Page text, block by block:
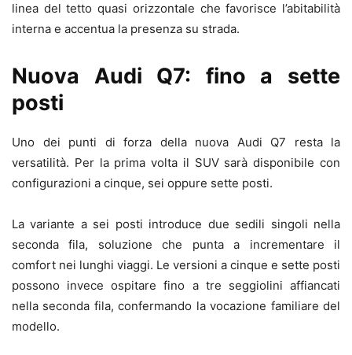
linea del tetto quasi orizzontale che favorisce l’abitabilità
interna e accentua la presenza su strada.
Nuova Audi Q7: fino a sette
posti
Uno dei punti di forza della nuova Audi Q7 resta la
versatilità. Per la prima volta il SUV sarà disponibile con
configurazioni a cinque, sei oppure sette posti.
La variante a sei posti introduce due sedili singoli nella
seconda fila, soluzione che punta a incrementare il
comfort nei lunghi viaggi. Le versioni a cinque e sette posti
possono invece ospitare fino a tre seggiolini affiancati
nella seconda fila, confermando la vocazione familiare del
modello.